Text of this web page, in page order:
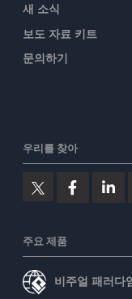
새 소식
보도 자료 키트
문의하기
우리를 찾아
주요 제품
비주얼 패러다